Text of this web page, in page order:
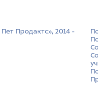
Продактс», 2014 -